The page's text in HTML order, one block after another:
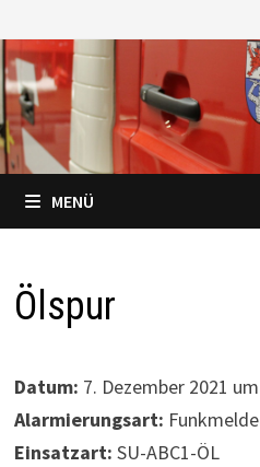
Inhalt
springen
MENÜ
Ölspur
Datum: 7. Dezember 2021
Alarmierungsart:
Einsatzart: SU-ABC1-ÖL